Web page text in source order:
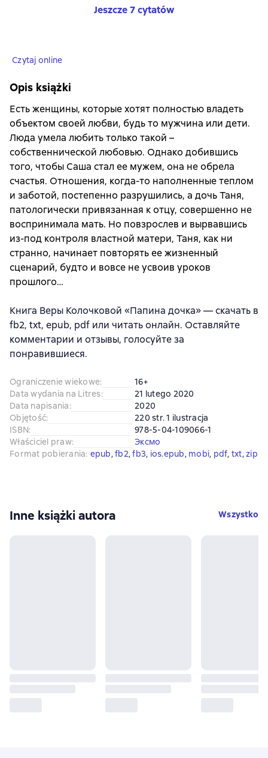
Jeszcze 7 cytatów
Czytaj online
Opis książki
Есть женщины, которые хотят полностью владеть
объектом своей любви, будь то мужчина или дети.
Люда умела любить только такой –
собственнической любовью. Однако добившись
того, чтобы Саша стал ее мужем, она не обрела
счастья. Отношения, когда-то наполненные теплом
и заботой, постепенно разрушились, а дочь Таня,
патологически привязанная к отцу, совершенно не
воспринимала мать. Но повзрослев и вырвавшись
из-под контроля властной матери, Таня, как ни
странно, начинает повторять ее жизненный
сценарий, будто и вовсе не усвоив уроков
прошлого…
Книга Веры Колочковой «Папина дочка» — скачать в
fb2, txt, epub, pdf или читать онлайн. Оставляйте
комментарии и отзывы, голосуйте за
понравившиеся.
Ograniczenie wiekowe:
16+
Data wydania na Litres:
21 lutego 2020
Data napisania:
2020
Objętość:
220 str. 1 ilustracja
ISBN:
978-5-04-109066-1
Właściciel praw:
Эксмо
Format pobierania: epub, fb2, fb3, ios.epub, mobi, pdf, txt, zip
Inne książki autora Wszystko